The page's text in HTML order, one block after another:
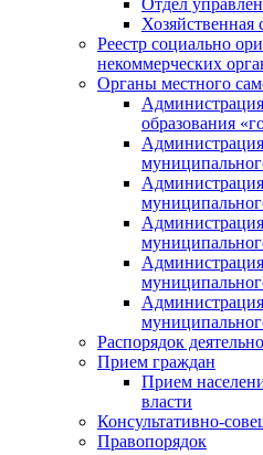
Хозяйственная
Реестр социально
некоммерческих
Органы местного
образования
Распорядок
Прием граждан
Прием
власти
Консультативно-
Правопорядок